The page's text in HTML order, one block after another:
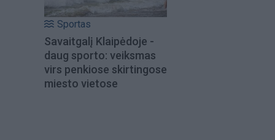
Sportas
Savaitgalį Klaipėdoje -
daug sporto: veiksmas
virs penkiose skirtingose
miesto vietose